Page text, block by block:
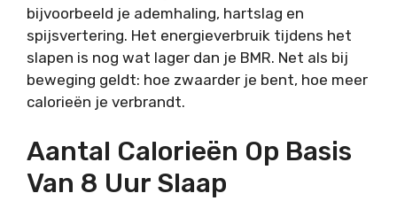
bijvoorbeeld je ademhaling, hartslag en
spijsvertering. Het energieverbruik tijdens het
slapen is nog wat lager dan je BMR. Net als bij
beweging geldt: hoe zwaarder je bent, hoe meer
calorieën je verbrandt.
Aantal Calorieën Op Basis
Van 8 Uur Slaap